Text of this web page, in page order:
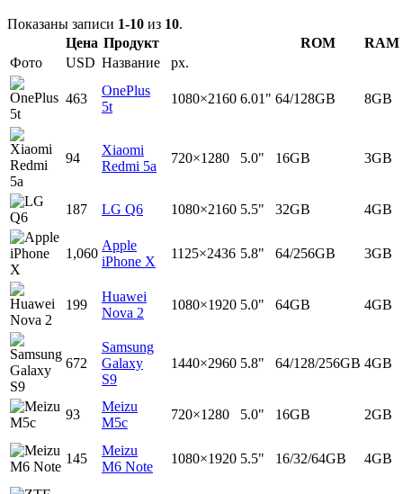
Показаны записи 1-10 из 10.
Цена Продукт ROM
RAM
Фото
USD Название px.
463
OnePlus
5t
1080×2160 6.01" 64/128GB 8GB
94
Xiaomi
Redmi 5a
720×1280 5.0" 16GB 3GB
187 LG Q6 1080×2160 5.5" 32GB 4GB
1,060
Apple
iPhone X
1125×2436 5.8" 64/256GB 3GB
199
Huawei
Nova 2
1080×1920 5.0" 64GB 4GB
672
Samsung
Galaxy
S9
1440×2960 5.8" 64/128/256GB 4GB
93
Meizu
M5c
720×1280 5.0" 16GB 2GB
145
Meizu
M6 Note
1080×1920 5.5" 16/32/64GB 4GB